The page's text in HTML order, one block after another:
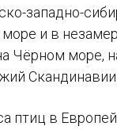
западно-
и в
Чёрном море,
Скандинавии.
птиц в